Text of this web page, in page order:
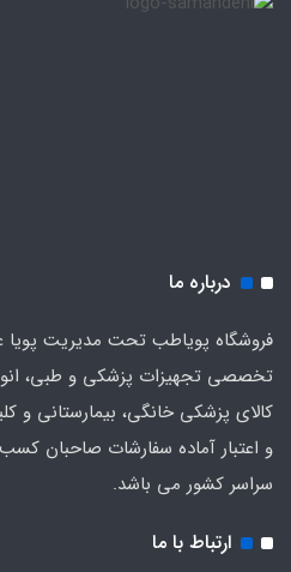
درباره ما
فروشگاه پویاطب تحت مدیریت پویا
تخصصی تجهیزات پزشکی و طبی،
و اعتبار آماده سفارشات صاحبان
سراسر کشور می باشد.
ارتباط با ما